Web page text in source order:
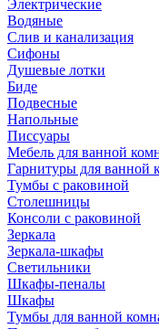
Электрические
Водяные
Слив и канализация
Сифоны
Душевые лотки
Биде
Подвесные
Напольные
Писсуары
Мебель для ванной
Гарнитуры для ванной
Тумбы с раковиной
Столешницы
Консоли с раковиной
Зеркала
Зеркала-шкафы
Светильники
Шкафы-пеналы
Шкафы
Тумбы для ванной